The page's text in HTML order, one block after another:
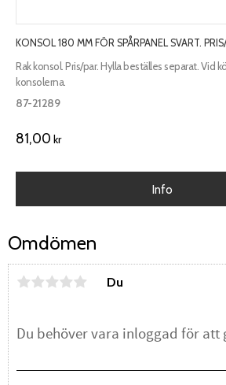
Omdömen
Du
KONSOL 180 MM FÖR SPÅRPANEL SVART.
Rak konsol. Pris/par. Hylla beställes separat. Vid
konsolerna.
87-21289
81,00 kr
Info